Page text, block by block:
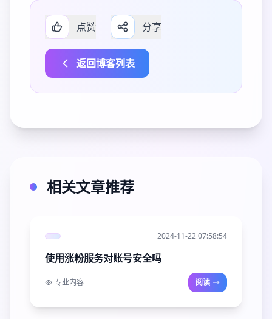
点赞 分享
返回博客列表
相关文章推荐
2024-11-22 07:58:54
使用涨粉服务对账号安全吗
专业内容 阅读